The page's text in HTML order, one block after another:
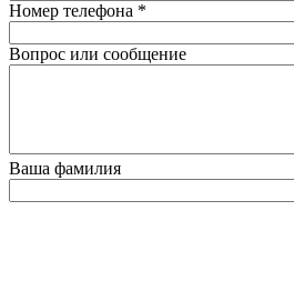
Номер телефона *
Вопрос или сообщение
Ваша фамилия